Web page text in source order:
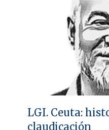
LGI. Ceuta:
claudicación